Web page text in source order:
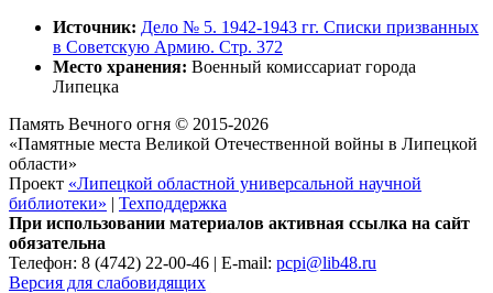
Источник: Дело № 5. 1942-1943 гг. Списки призванных
в Советскую Армию. Стр. 372
Место хранения: Военный комиссариат города
Липецка
Память Вечного огня © 2015-2026
«Памятные места Великой Отечественной войны в Липецкой
области»
Проект «Липецкой областной универсальной научной
библиотеки» | Техподдержка
При использовании материалов активная ссылка на сайт
обязательна
Телефон: 8 (4742) 22-00-46 | E-mail: pcpi@lib48.ru
Версия для слабовидящих